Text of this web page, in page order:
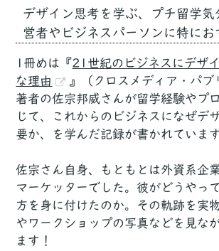
デザイン思考を学ぶ、プチ留学気
営者やビジネスパーソンに特にお
1冊めは『21世紀のビジネスにデザ
な理由
』（クロスメディア・パブ
著者の佐宗邦威さんが留学経験やプ
じて、これからのビジネスになぜデ
要か、を学んだ記録が書かれています
佐宗さん自身、もともとは外資系企
マーケッターでした。彼がどうやっ
方を身に付けたのか。その軌跡を実
やワークショップの写真などを見な
ます！